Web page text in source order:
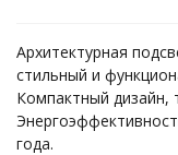
Архитектурная
стильный и
Компактный дизайн,
года.